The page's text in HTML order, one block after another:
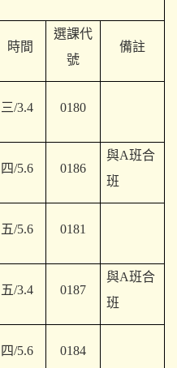
時間
選課代
號
備註
三/3.4 0180
四/5.6 0186
與A班合
班
五/5.6 0181
五/3.4 0187
與A班合
班
四/5.6 0184